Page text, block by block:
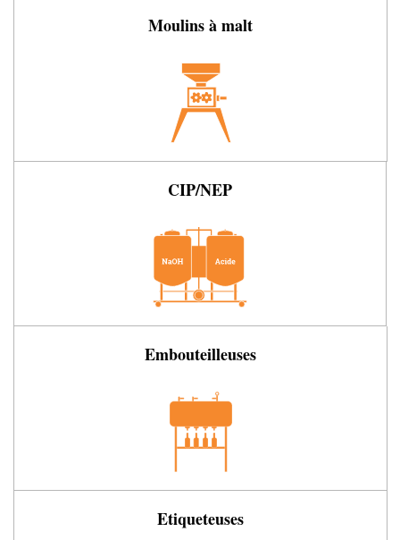
Moulins à malt
CIP/NEP
Embouteilleuses
Etiqueteuses